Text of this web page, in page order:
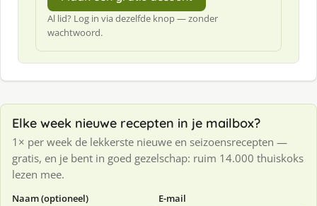
Al lid? Log in via dezelfde knop — zonder
wachtwoord.
Elke week nieuwe recepten in je mailbox?
1× per week de lekkerste nieuwe en seizoensrecepten —
gratis, en je bent in goed gezelschap: ruim 14.000 thuiskoks
lezen mee.
Naam (optioneel) E-mail